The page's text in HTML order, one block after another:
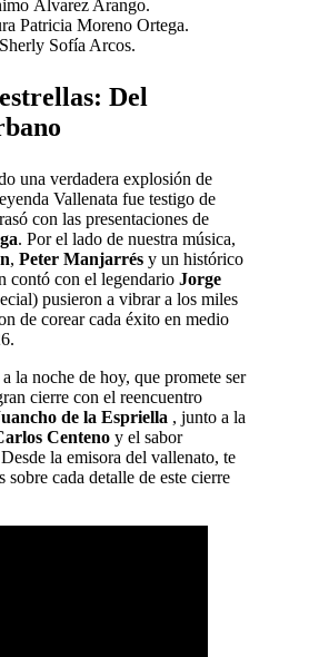
Álvarez Arango.
Patricia Moreno Ortega.
Sherly Sofía Arcos.
Del
una verdadera explosión de
Vallenata fue testigo de
con las presentaciones de
. Por el lado de nuestra música,
, Peter Manjarrés y un histórico
contó con el legendario Jorge
pusieron a vibrar a los miles
de corear cada éxito en medio
la noche de hoy, que promete ser
cierre con el reencuentro
de la Espriella , junto a la
Centeno y el sabor
la emisora ​​del vallenato, te
cada detalle de este cierre